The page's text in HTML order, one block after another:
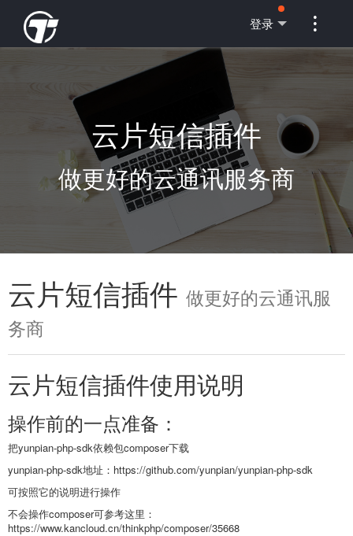
登录 
云片短信插件
做更好的云通讯服务商
云片短信插件 做更好的云通讯服
务商
云片短信插件使用说明
操作前的一点准备：
把yunpian-php-sdk依赖包composer下载
yunpian-php-sdk地址：https://github.com/yunpian/yunpian-php-sdk
可按照它的说明进行操作
不会操作composer可参考这里：
https://www.kancloud.cn/thinkphp/composer/35668